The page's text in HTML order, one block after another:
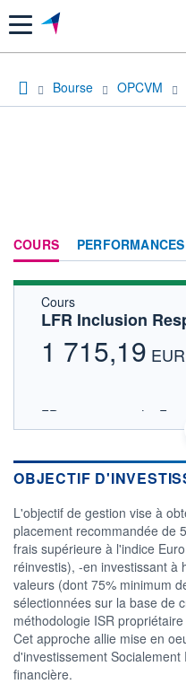
Menu
Bourse OPCVM
COURS
Cours
LFR Inclusion
1 715,19 EUR
FR0013418662 - La
OPCVM DERNIER COURS
05/12
CATÉGORIE MORNINGSTAR
Actions Zone Euro
Grandes Cap.
OBJECTIF
L'objectif de gestion vise à
placement recommandée de
frais supérieure à l'indice
réinvestis), -en investissant à
valeurs (dont 75% minimum
sélectionnées sur la base de
méthodologie ISR
Cet approche allie mise en
d'investissement
financière.